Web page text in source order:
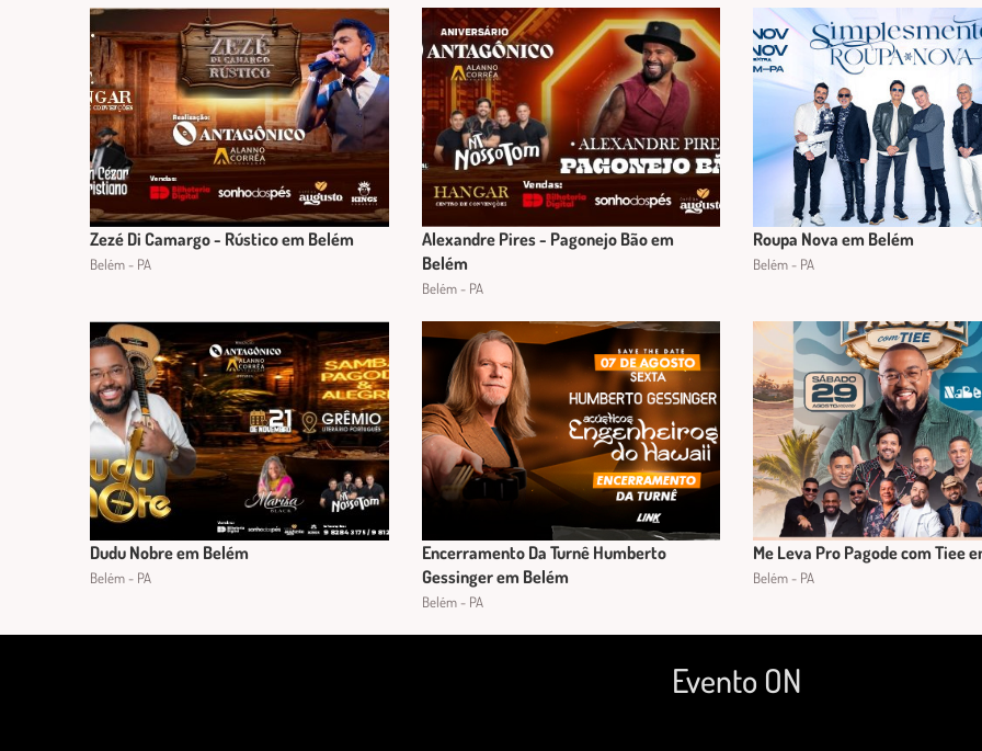
Zezé Di Camargo - Rústico em Belém
Belém - PA
Alexandre Pires - Pagonejo Bão em
Belém
Belém - PA
Roupa Nova em Belém
Belém - PA
Dudu Nobre em Belém
Belém - PA
Encerramento Da Turnê Humberto
Gessinger em Belém
Belém - PA
Me Leva Pro Pagode com Tiee
Belém - PA
Evento ON